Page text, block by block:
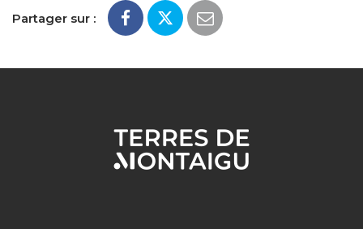
Partager sur :